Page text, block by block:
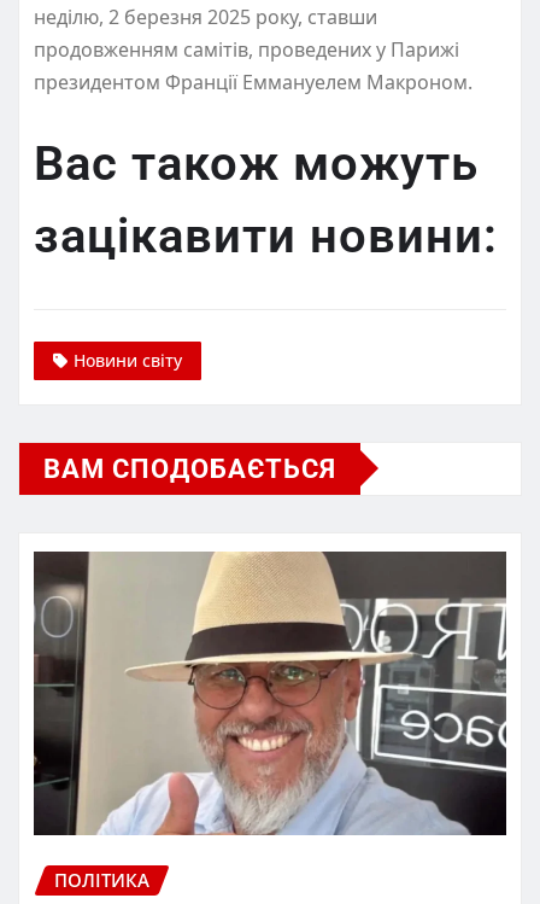
неділю, 2 березня 2025 року, ставши
продовженням самітів, проведених у Парижі
президентом Франції Еммануелем Макроном.
Вас також можуть
зацікавити новини:
Новини світу
ВАМ СПОДОБАЄТЬСЯ
ПОЛІТИКА